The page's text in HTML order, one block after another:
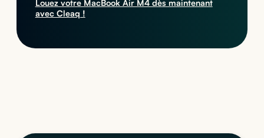
Louez votre MacBook Air M4 dès maintenant
avec Cleaq !